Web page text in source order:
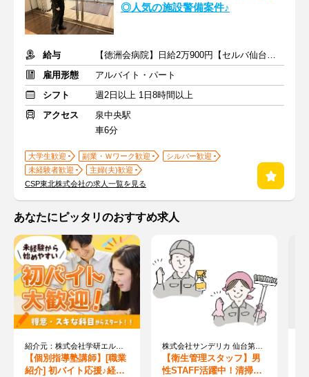
◎人気の施設警備案件♪
給与
【徳洲会病院】日給2万900円【セルバ仙台】日給1万8975円以上
雇用形態
アルバイト・パート
シフト
週2日以上 1日8時間以上
アクセス
泉中央駅
車6分
大学生歓迎 副業・Ｗワーク歓迎
シルバー歓迎
未経験者歓迎
主婦(夫)歓迎
CSP東北株式会社の求人一覧を見る
あなたにピッタリのおすすめ求人
【個別指導塾講師】[職業
紹介] 初バイト応援♪経験
【衛生管理スタッフ】男
性STAFF活躍中！清掃や